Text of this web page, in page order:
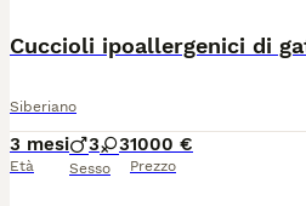
Cuccioli ipoallergenici di
Siberiano
3 mesi
Età
3 3
Sesso
1000 €
Prezzo